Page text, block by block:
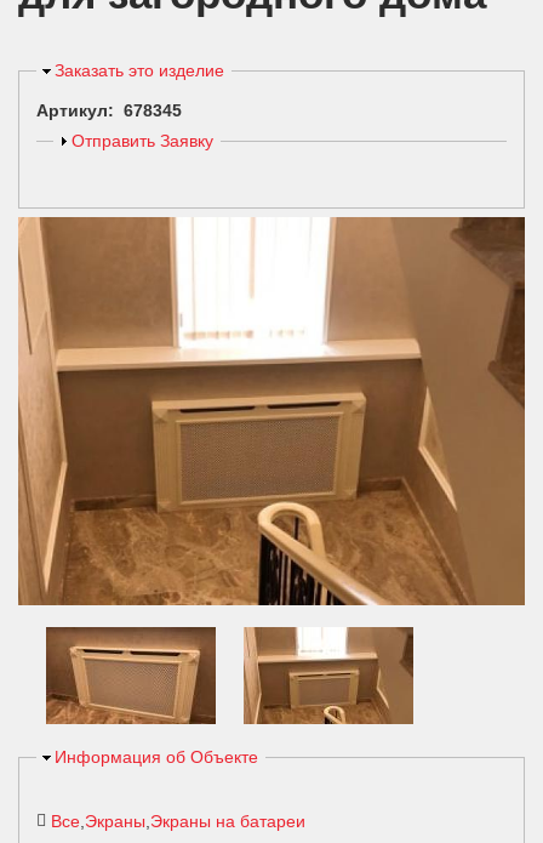
Скрыть
Заказать это изделие
Артикул: 678345
Показать
Отправить Заявку
Скрыть
Информация об Объекте
Все Экраны Экраны на батареи